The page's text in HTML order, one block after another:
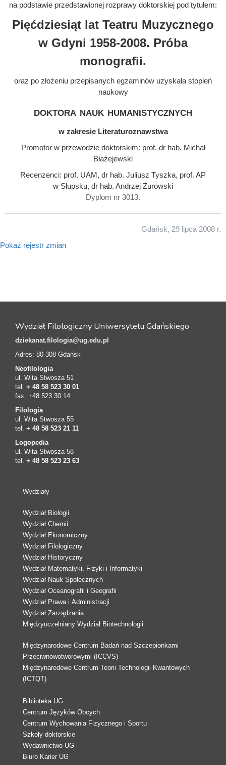
na podstawie przedstawionej rozprawy doktorskiej pod tytułem:
Pięćdziesiąt lat Teatru Muzycznego
w Gdyni 1958-2008. Próba
monografii.
oraz po złożeniu przepisanych egzaminów uzyskała stopień
naukowy
doktora nauk humanistycznych
w zakresie Literaturoznawstwa
Promotor w przewodzie doktorskim: prof. dr hab. Michał
Błażejewski
Recenzenci: prof. UAM, dr hab. Juliusz Tyszka, prof. AP
w Słupsku, dr hab. Andrzej Żurowski
Dyplom nr 3013.
Gdańsk, 29 lipca 2008 r.
Pokaż rejestr zmian
Wydział Filologiczny Uniwersytetu Gdańskiego
dziekanat.filologia@ug.edu.pl
Adres: 80-308 Gdańsk
Neofilologia
ul. Wita Stwosza 51
tel. + 48 58 523 30 01
fax. +48 523 30 14
Filologia
ul. Wita Stwosza 55
tel. + 48 58 523 21 11
Logopedia
ul. Wita Stwosza 58
tel. + 48 58 523 23 63
Wydziały
Wydział Biologii
Wydział Chemii
Wydział Ekonomiczny
Wydział Filologiczny
Wydział Historyczny
Wydział Matematyki, Fizyki i Informatyki
Wydział Nauk Społecznych
Wydział Oceanografii i Geografii
Wydział Prawa i Administracji
Wydział Zarządzania
Międzyuczelniany Wydział Biotechnologii
Międzynarodowe Centrum Badań nad Szczepionkami
Przeciwnowotworowymi (ICCVS)
Międzynarodowe Centrum Teorii Technologii Kwantowych
(ICTQT)
Biblioteka UG
Centrum Języków Obcych
Centrum Wychowania Fizycznego i Sportu
Szkoły doktorskie
Wydawnictwo UG
Biuro Karier UG